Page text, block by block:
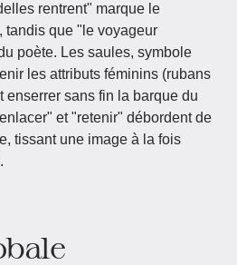
rentrent" marque le
tandis que "le voyageur
poète. Les saules, symbole
les attributs féminins (rubans
enserrer sans fin la barque du
et "retenir" débordent de
tissant une image à la fois